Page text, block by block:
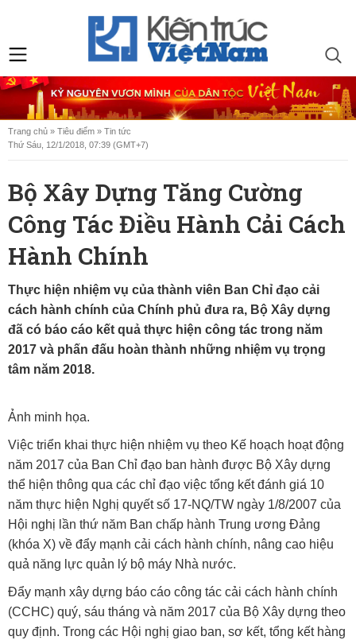
Trang chủ » Tiêu điểm » Tin tức
Thứ Sáu, 12/1/2018, 07:39 (GMT+7)
Bộ Xây Dựng Tăng Cường
Công Tác Điều Hành Cải Cách
Hành Chính
Thực hiện nhiệm vụ của thành viên Ban Chỉ đạo cải
cách hành chính của Chính phủ đưa ra, Bộ Xây dựng
đã có báo cáo kết quả thực hiện công tác trong năm
2017 và phấn đấu hoàn thành những nhiệm vụ trọng
tâm năm 2018.
Ảnh minh họa.
Việc triển khai thực hiện nhiệm vụ theo Kế hoạch hoạt động
năm 2017 của Ban Chỉ đạo ban hành được Bộ Xây dựng
thể hiện thông qua các chỉ đạo việc tổng kết đánh giá 10
năm thực hiện Nghị quyết số 17-NQ/TW ngày 1/8/2007 của
Hội nghị lần thứ năm Ban chấp hành Trung ương Đảng
(khóa X) về đẩy mạnh cải cách hành chính, nâng cao hiệu
quả năng lực quản lý bộ máy Nhà nước.
Đẩy mạnh xây dựng báo cáo công tác cải cách hành chính
(CCHC) quý, sáu tháng và năm 2017 của Bộ Xây dựng theo
quy định. Trong các Hội nghị giao ban, sơ kết, tổng kết hàng